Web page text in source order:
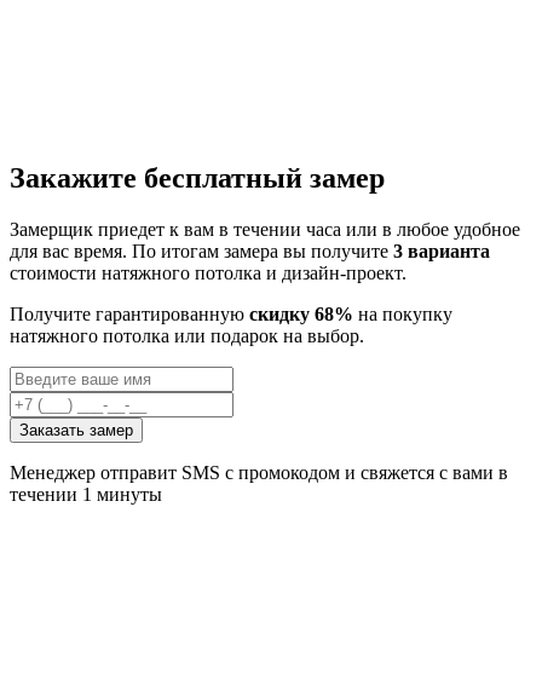
Закажите бесплатный замер
Замерщик приедет к вам в течении часа или в любое удобное
для вас время. По итогам замера вы получите 3 варианта
стоимости натяжного потолка и дизайн-проект.
Получите гарантированную скидку 68% на покупку
натяжного потолка или подарок на выбор.
Заказать замер
Менеджер отправит SMS с промокодом и свяжется с вами в
течении 1 минуты